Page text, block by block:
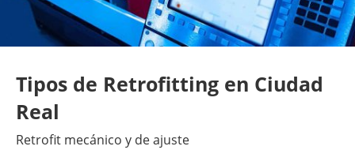
Tipos de Retrofitting en Ciudad
Real
Retrofit mecánico y de ajuste